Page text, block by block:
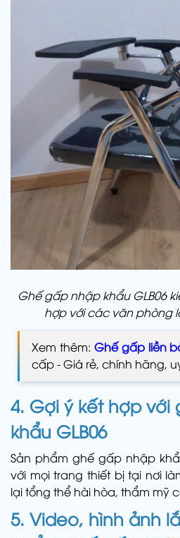
Ghế gấp nhập khẩu GLB06
hợp với các văn phòng
Xem thêm: Ghế gấp liền
cấp - Giá rẻ, chính hãng,
4. Gợi ý kết hợp với
khẩu GLB06
Sản phẩm ghế gấp nhập
với mọi trang thiết bị tại nơi
lại tổng thể hài hòa, thẩm mỹ
5. Video, hình ảnh